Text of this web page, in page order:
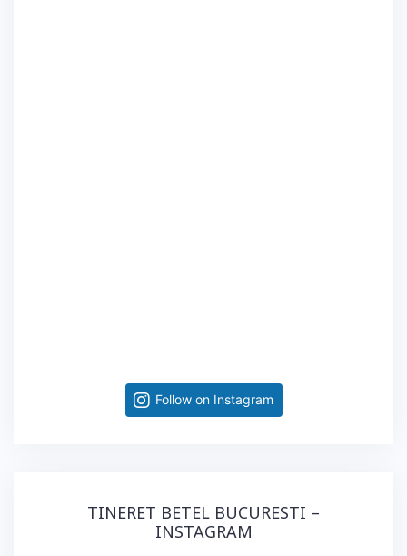
Follow on Instagram
TINERET BETEL BUCURESTI –
INSTAGRAM